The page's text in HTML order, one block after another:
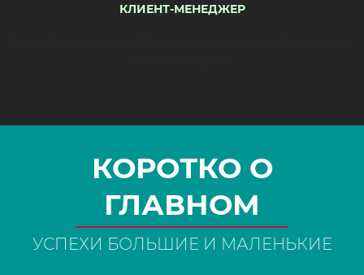
КЛИЕНТ-МЕНЕДЖЕР
КОРОТКО О
ГЛАВНОМ
УСПЕХИ БОЛЬШИЕ И МАЛЕНЬКИЕ